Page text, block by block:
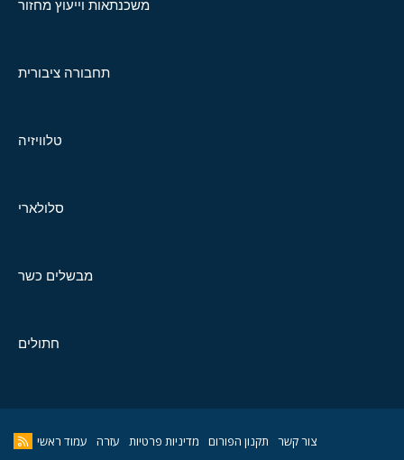
משכנתאות וייעוץ מחזור
תחבורה ציבורית
טלוויזיה
סלולארי
מבשלים כשר
חתולים
צור קשר תקנון הפורום מדיניות פרטיות עזרה עמוד ראשי